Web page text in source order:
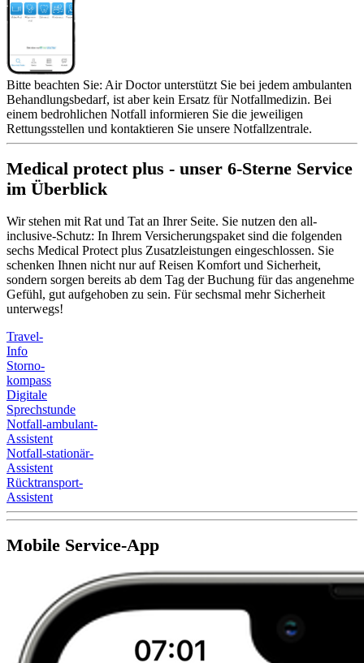
Bitte beachten Sie: Air Doctor unterstützt Sie bei jedem ambulanten
Behandlungsbedarf, ist aber kein Ersatz für Notfallmedizin. Bei
einem bedrohlichen Notfall informieren Sie die jeweiligen
Rettungsstellen und kontaktieren Sie unsere Notfallzentrale.
Medical protect plus - unser 6-Sterne Service
im Überblick
Wir stehen mit Rat und Tat an Ihrer Seite. Sie nutzen den all-
inclusive-Schutz: In Ihrem Versicherungspaket sind die folgenden
sechs Medical Protect plus Zusatzleistungen eingeschlossen. Sie
schenken Ihnen nicht nur auf Reisen Komfort und Sicherheit,
sondern sorgen bereits ab dem Tag der Buchung für das angenehme
Gefühl, gut aufgehoben zu sein. Für sechsmal mehr Sicherheit
unterwegs!
Travel-
Info
Storno-
kompass
Digitale
Sprechstunde
Notfall-ambulant-
Assistent
Notfall-stationär-
Assistent
Rücktransport-
Assistent
Mobile Service-App